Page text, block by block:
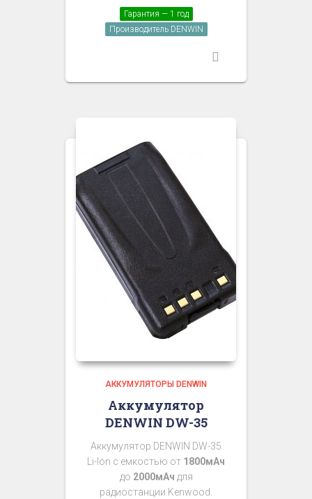
Гарантия — 1 год
Производитель DENWIN
АККУМУЛЯТОРЫ DENWIN
Аккумулятор
DENWIN DW-35
Аккумулятор DENWIN DW-35
Li-Ion с емкостью от 1800мАч
до 2000мАч для
радиостанции Kenwood.